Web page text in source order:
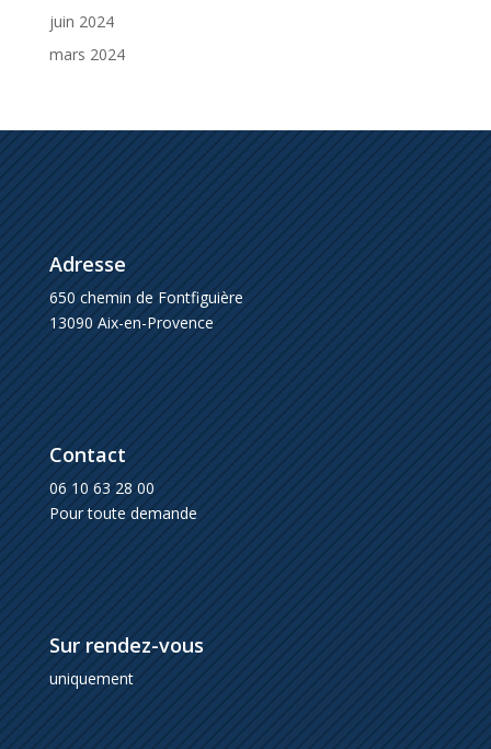
juin 2024
mars 2024
Adresse
650 chemin de Fontfiguière
13090 Aix-en-Provence
Contact
06 10 63 28 00
Pour toute demande
Sur rendez-vous
uniquement